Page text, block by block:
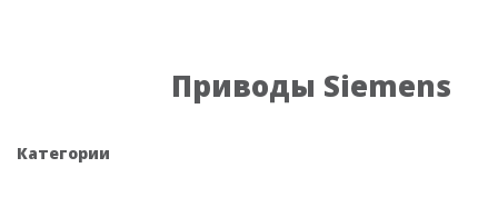
Приводы Siemens
Категории